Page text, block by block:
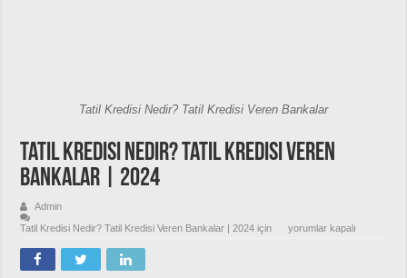
Tatil Kredisi Nedir? Tatil Kredisi Veren Bankalar
Tatil Kredisi Nedir? Tatil Kredisi Veren
Bankalar | 2024
Admin
Tatil Kredisi Nedir? Tatil Kredisi Veren Bankalar | 2024 için
yorumlar kapalı